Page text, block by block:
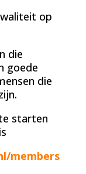
op
die
goede
die
starten
members